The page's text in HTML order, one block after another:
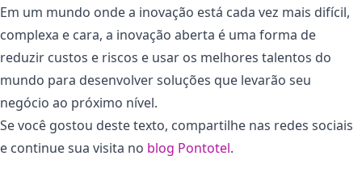
Em um mundo onde a inovação está cada vez mais difícil,
complexa e cara, a inovação aberta é uma forma de
reduzir custos e riscos e usar os melhores talentos do
mundo para desenvolver soluções que levarão seu
negócio ao próximo nível.
Se você gostou deste texto, compartilhe nas redes sociais
e continue sua visita no blog Pontotel.